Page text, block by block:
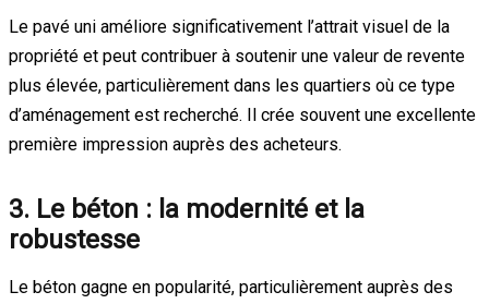
Le pavé uni améliore significativement l’attrait visuel de la
propriété et peut contribuer à soutenir une valeur de revente
plus élevée, particulièrement dans les quartiers où ce type
d’aménagement est recherché. Il crée souvent une excellente
première impression auprès des acheteurs.
3. Le béton : la modernité et la
robustesse
Le béton gagne en popularité, particulièrement auprès des